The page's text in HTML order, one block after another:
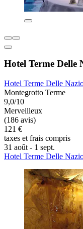
Hotel Terme Delle
Hotel Terme Delle
Montegrotto Terme
9,0/10
Merveilleux
(186 avis)
121 €
taxes et frais compris
31 août - 1 sept.
Hotel Terme Delle